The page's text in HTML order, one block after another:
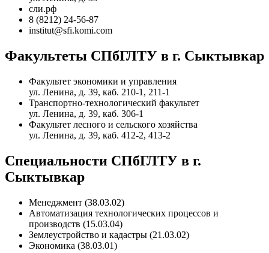
сли.рф
8 (8212) 24-56-87
institut@sfi.komi.com
Факультеты СПбГЛТУ в г. Сыктывкар
Факультет экономики и управления
ул. Ленина, д. 39, каб. 210-1, 211-1
Транспортно-технологический факультет
ул. Ленина, д. 39, каб. 306-1
Факультет лесного и сельского хозяйства
ул. Ленина, д. 39, каб. 412-2, 413-2
Специальности СПбГЛТУ в г.
Сыктывкар
Менеджмент (38.03.02)
Автоматизация технологических процессов и
производств (15.03.04)
Землеустройство и кадастры (21.03.02)
Экономика (38.03.01)